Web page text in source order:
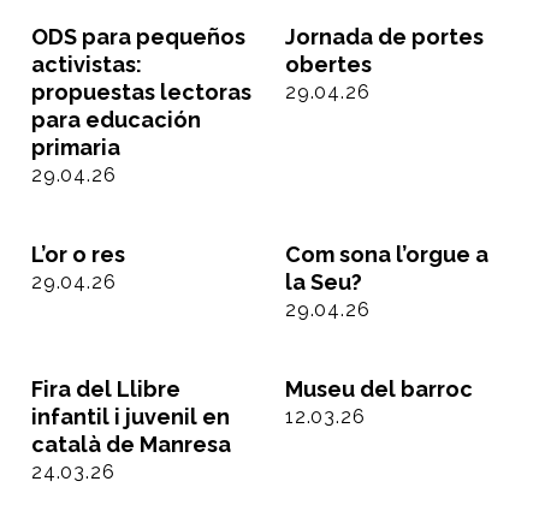
ODS para pequeños
activistas:
propuestas lectoras
para educación
primaria
29.04.26
Jornada de portes
obertes
29.04.26
L’or o res
29.04.26
Com sona l’orgue a
la Seu?
29.04.26
Fira del Llibre
infantil i juvenil en
català de Manresa
24.03.26
Museu del barroc
12.03.26